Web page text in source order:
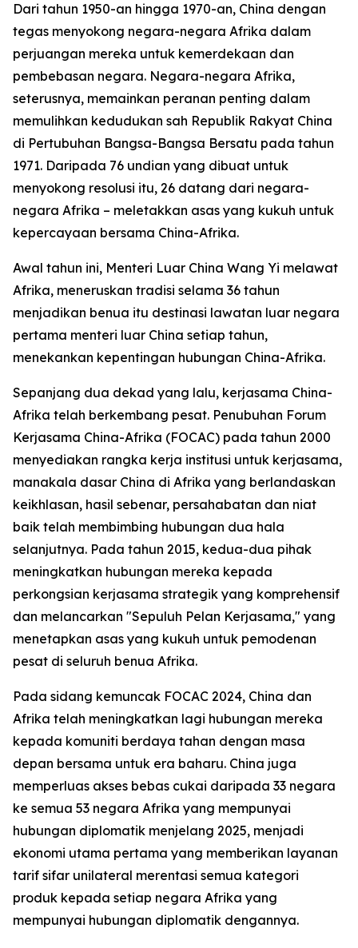
Dari tahun 1950-an hingga 1970-an, China dengan
tegas menyokong negara-negara Afrika dalam
perjuangan mereka untuk kemerdekaan dan
pembebasan negara. Negara-negara Afrika,
seterusnya, memainkan peranan penting dalam
memulihkan kedudukan sah Republik Rakyat China
di Pertubuhan Bangsa-Bangsa Bersatu pada tahun
1971. Daripada 76 undian yang dibuat untuk
menyokong resolusi itu, 26 datang dari negara-
negara Afrika – meletakkan asas yang kukuh untuk
kepercayaan bersama China-Afrika.
Awal tahun ini, Menteri Luar China Wang Yi melawat
Afrika, meneruskan tradisi selama 36 tahun
menjadikan benua itu destinasi lawatan luar negara
pertama menteri luar China setiap tahun,
menekankan kepentingan hubungan China-Afrika.
Sepanjang dua dekad yang lalu, kerjasama China-
Afrika telah berkembang pesat. Penubuhan Forum
Kerjasama China-Afrika (FOCAC) pada tahun 2000
menyediakan rangka kerja institusi untuk kerjasama,
manakala dasar China di Afrika yang berlandaskan
keikhlasan, hasil sebenar, persahabatan dan niat
baik telah membimbing hubungan dua hala
selanjutnya. Pada tahun 2015, kedua-dua pihak
meningkatkan hubungan mereka kepada
perkongsian kerjasama strategik yang komprehensif
dan melancarkan "Sepuluh Pelan Kerjasama," yang
menetapkan asas yang kukuh untuk pemodenan
pesat di seluruh benua Afrika.
Pada sidang kemuncak FOCAC 2024, China dan
Afrika telah meningkatkan lagi hubungan mereka
kepada komuniti berdaya tahan dengan masa
depan bersama untuk era baharu. China juga
memperluas akses bebas cukai daripada 33 negara
ke semua 53 negara Afrika yang mempunyai
hubungan diplomatik menjelang 2025, menjadi
ekonomi utama pertama yang memberikan layanan
tarif sifar unilateral merentasi semua kategori
produk kepada setiap negara Afrika yang
mempunyai hubungan diplomatik dengannya.